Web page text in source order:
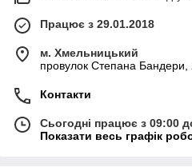
Працює з 29.01.2018
м. Хмельницький
провулок Степана
Контакти
Сьогодні працює з 09:00
Показати весь графік